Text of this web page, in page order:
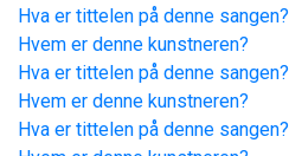
Hva er tittelen på denne sangen?
Hvem er denne kunstneren?
Hva er tittelen på denne sangen?
Hvem er denne kunstneren?
Hva er tittelen på denne sangen?